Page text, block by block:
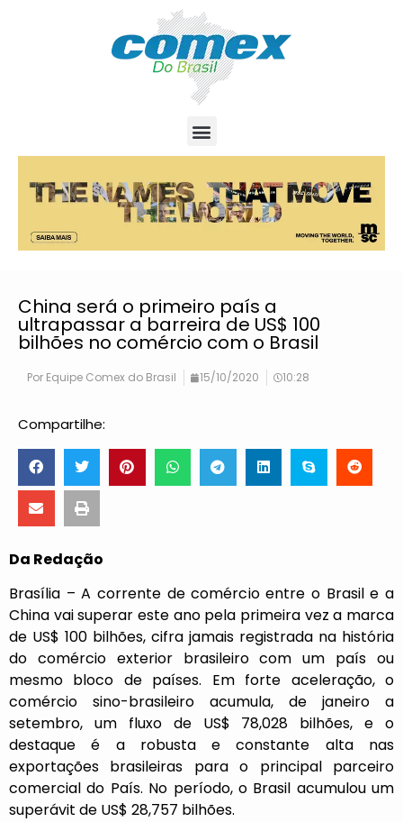
China será o primeiro país a
ultrapassar a barreira de US$ 100
bilhões no comércio com o Brasil
Por Equipe Comex do Brasil 15/10/2020 10:28
Compartilhe:
Da Redação
Brasília – A corrente de comércio entre o Brasil e a
China vai superar este ano pela primeira vez a marca
de US$ 100 bilhões, cifra jamais registrada na história
do comércio exterior brasileiro com um país ou
mesmo bloco de países. Em forte aceleração, o
comércio sino-brasileiro acumula, de janeiro a
setembro, um fluxo de US$ 78,028 bilhões, e o
destaque é a robusta e constante alta nas
exportações brasileiras para o principal parceiro
comercial do País. No período, o Brasil acumulou um
superávit de US$ 28,757 bilhões.